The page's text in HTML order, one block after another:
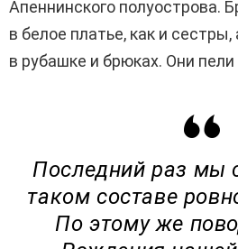
Апеннинского полуострова.
в белое платье, как и
в рубашке и брюках. Они
Последний раз мы
таком составе
По этому же